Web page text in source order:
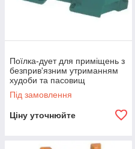
Поїлка-дует для приміщень з
безприв'язним утриманням
худоби та пасовищ
Під замовлення
Ціну уточнюйте